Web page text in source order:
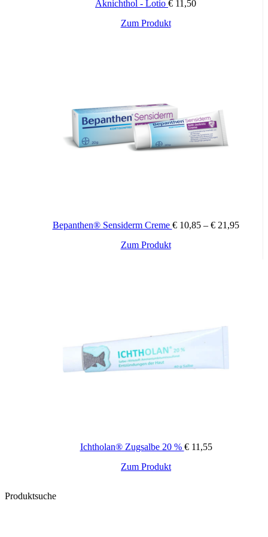
Aknichthol - Lotio € 11,50
Zum Produkt
Bepanthen® Sensiderm Creme €10,85– €21,95
Zum ProduktDieses
können
der
Produktseite
Ichtholan® Zugsalbe 20 % €11,55
Zum Produkt
Produktsuche